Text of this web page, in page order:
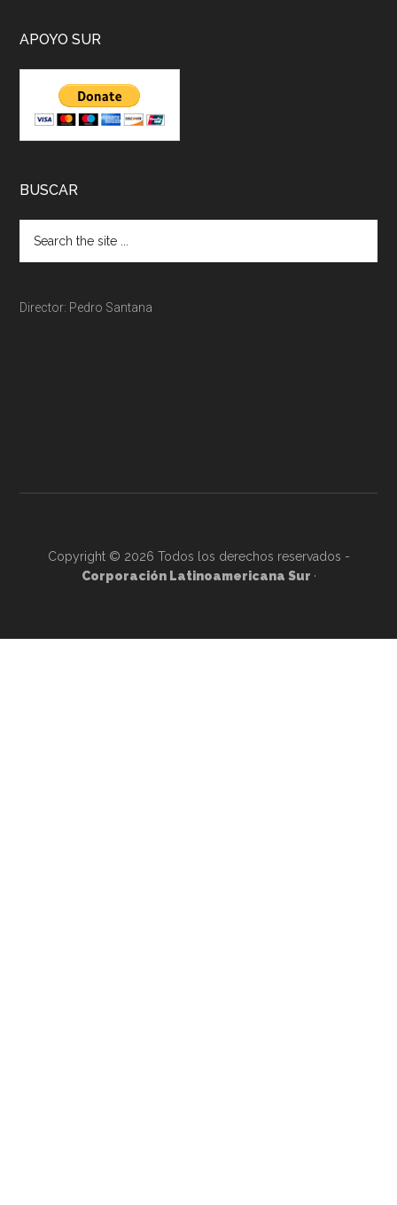
APOYO SUR
BUSCAR
Director: Pedro Santana
Copyright © 2026 Todos los derechos reservados -
Corporación Latinoamericana Sur ·